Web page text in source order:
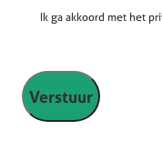
Ik ga akkoord met het